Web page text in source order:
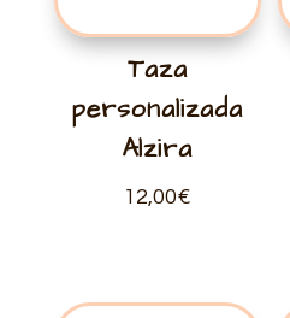
Taza
personalizada
Alzira
12,00€